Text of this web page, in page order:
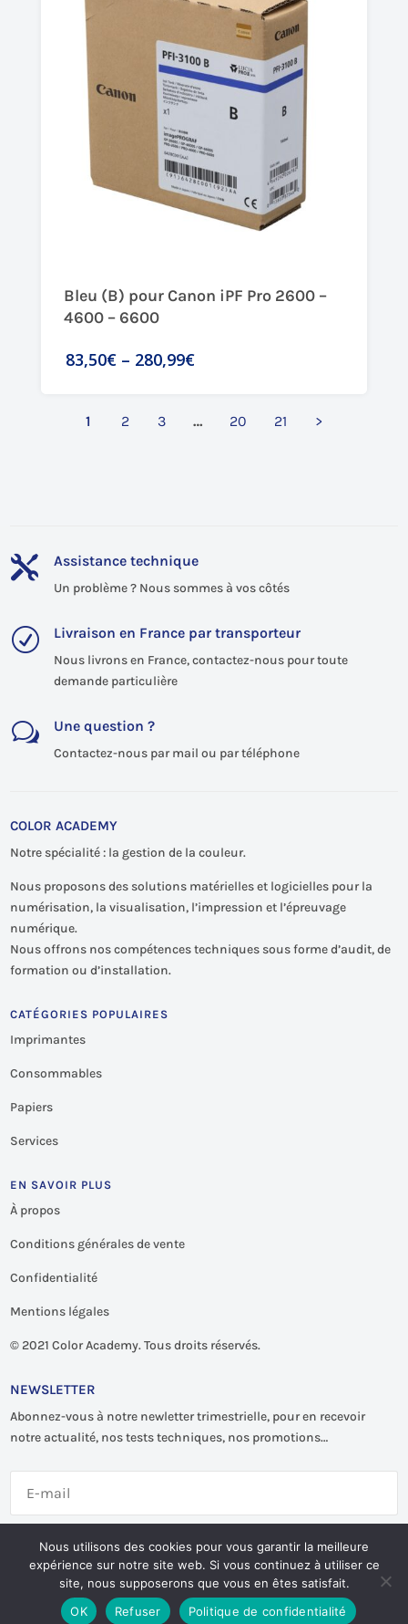
Bleu (B) pour Canon iPF Pro 2600 –
4600 – 6600
83,50€ – 280,99€
1 2 3 … 20 21 >
 Assistance technique
Un problème ? Nous sommes à vos côtés
R Livraison en France par transporteur
Nous livrons en France, contactez-nous pour toute
demande particulière
w Une question ?
Contactez-nous par mail ou par téléphone
COLOR ACADEMY
Notre spécialité : la gestion de la couleur.
Nous proposons des solutions matérielles et logicielles pour la
numérisation, la visualisation, l’impression et l’épreuvage
numérique.
Nous offrons nos compétences techniques sous forme d’audit, de
formation ou d’installation.
CATÉGORIES POPULAIRES
Imprimantes
Consommables
Papiers
Services
EN SAVOIR PLUS
À propos
Conditions générales de vente
Confidentialité
Mentions légales
© 2021 Color Academy. Tous droits réservés.
NEWSLETTER
Abonnez-vous à notre newletter trimestrielle, pour en recevoir
notre actualité, nos tests techniques, nos promotions…
S'abonner
Nous utilisons des cookies pour vous garantir la meilleure
expérience sur notre site web. Si vous continuez à utiliser ce
site, nous supposerons que vous en êtes satisfait.
OK
Refuser Politique de confidentialité